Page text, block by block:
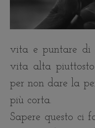
vita e puntare di
vita alta
per non dare la
più corta.
Sapere questo ci